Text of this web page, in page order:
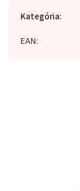
Kategória:
EAN: